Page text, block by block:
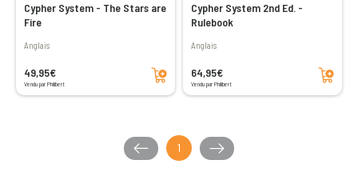
Cypher System - The Stars are
Fire
Anglais
49,95€
Vendu par Philibert
Ajouter au panier
Cypher System 2nd Ed. -
Rulebook
Anglais
64,95€
Vendu par Philibert
Ajouter au panier
1